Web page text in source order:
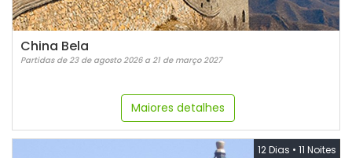
China Bela
Partidas de 23 de agosto 2026 a 21 de março 2027
Maiores detalhes
12 Dias • 11 Noites